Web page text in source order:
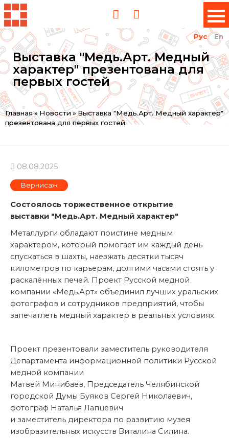
Рус En
Выставка "Медь.Арт. Медный
характер" презентована для
первых гостей
Вы
здесь
Главная» Новости » Выставка "Медь.Арт. Медный характер"
презентована для первых гостей
08.08.2025
Вернисаж
Состоялось торжественное открытие
выставки "Медь.Арт. Медный характер"
Металлурги обладают поистине медным
характером, который помогает им каждый день
спускаться в шахты, наезжать десятки тысяч
километров по карьерам, долгими часами стоять у
раскалённых печей. Проект Русской медной
компании «Медь.Арт» объединил лучших уральских
фотографов и сотрудников предприятий, чтобы
запечатлеть медный характер в реальных условиях.
Проект презентовали заместитель руководителя
Департамента информационной политики Русской
медной компании
Матвей Минибаев, Председатель Челябинской
городской Думы Буяков Сергей Николаевич,
фотограф Наталья Лапцевич
и заместитель директора по развитию музея
изобразительных искусств Виталина Силина.